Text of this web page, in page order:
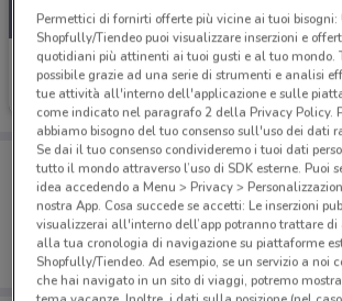
Findomestic
Scade il 03/09
Porta DoveConviene sempre con te!
Puoi trovare le migliori offerte dei
salvarle e creare la tua lista del
dal tuo cellulare.
SCARICA
Permettici di fornirti offerte più vicine ai tuoi bisogni:
Shopfully/Tiendeo puoi visualizzare inserzioni e
quotidiani più attinenti ai tuoi gusti e al tuo mondo.
possibile grazie ad una serie di strumenti e analisi
tue attività all'interno dell'applicazione e sulle
come indicato nel paragrafo 2 della Privacy Policy.
abbiamo bisogno del tuo consenso sull'uso dei dati
Se dai il tuo consenso condivideremo i tuoi dati
tutto il mondo attraverso l’uso di SDK esterne. Puoi
idea accedendo a Menu > Privacy >
nostra App. Cosa succede se accetti: Le inserzioni
visualizzerai all'interno dell’app potranno trattare
alla tua cronologia di navigazione su piattaforme
Shopfully/Tiendeo. Ad esempio, se un servizio a noi
che hai navigato in un sito di viaggi, potremo